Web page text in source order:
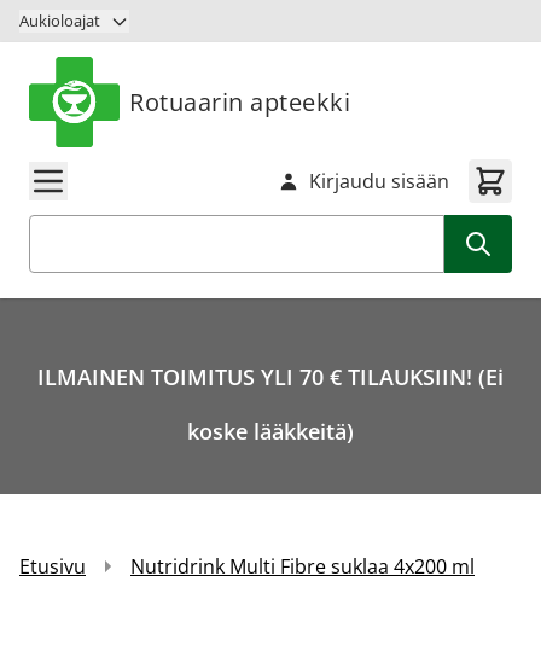
Siirry sisältöön
Aukioloajat
Rotuaarin apteekki
Kirjaudu sisään
ILMAINEN TOIMITUS YLI 70 € TILAUKSIIN! (Ei
koske lääkkeitä)
Etusivu Nutridrink Multi Fibre suklaa 4x200 ml